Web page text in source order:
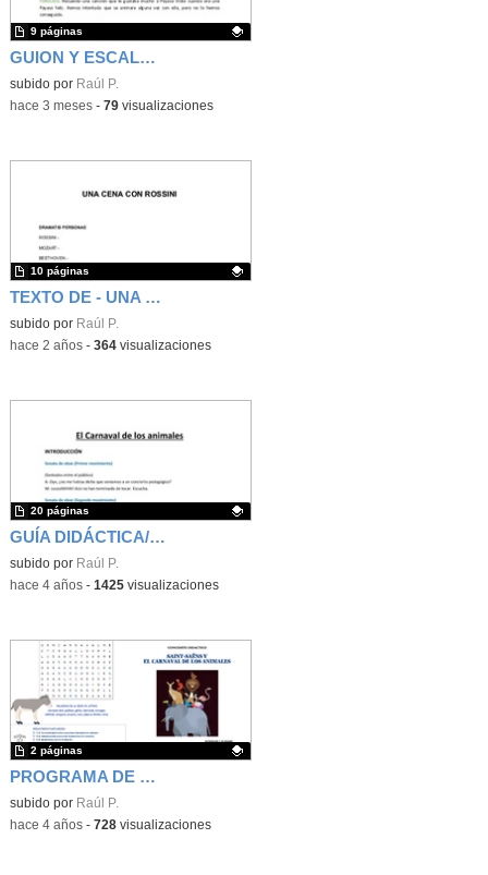
GUION Y ESCALETA CONCIERTO PARA NIÑOS AMANIEL CIRCUS
Contenido educativo.
subido por Raúl P.
9 páginas
-hace 3 meses- 79visualizaciones
TEXTO DE - UNA CENA CON ROSSINI
Contenido educativo.
subido por Raúl P.
10 páginas
-hace 2 años- 364visualizaciones
GUÍA DIDÁCTICA/GUIÓN DEL CARNAVAL DE LOS ANIMALES SAINT-SAENS
Contenido educativo.
subido por Raúl P.
20 páginas
-hace 4 años- 1425visualizaciones
PROGRAMA DE MANO CARNAVAL DE LOS ANIMALES
Contenido educativo.
subido por Raúl P.
2 páginas
-hace 4 años- 728visualizaciones